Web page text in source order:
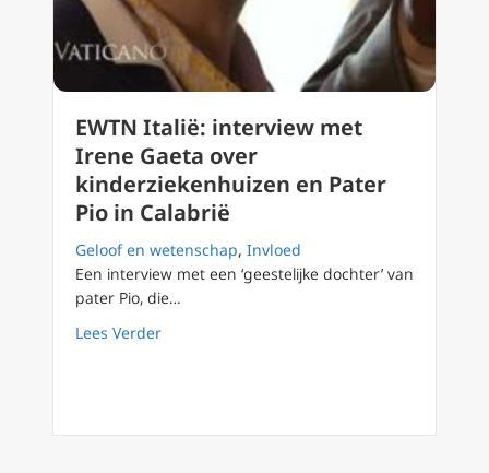
EWTN Italië: interview met
Irene Gaeta over
kinderziekenhuizen en Pater
Pio in Calabrië
Geloof en wetenschap, Invloed
Een interview met een ‘geestelijke dochter’ van
pater Pio, die…
Lees Verderabout EWTN Italië: interview met Irene